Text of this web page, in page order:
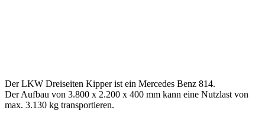
Der LKW Dreiseiten Kipper ist ein Mercedes Benz 814.
Der Aufbau von 3.800 x 2.200 x 400 mm kann eine Nutzlast von
max. 3.130 kg transportieren.